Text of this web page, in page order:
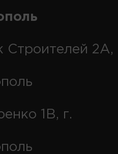
Строителей 2А,
1В, г.